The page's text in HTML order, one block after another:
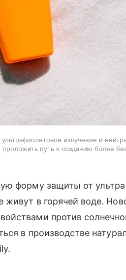
излучение и
путь к созданию более
форму защиты от
в горячей воде.
против
в производстве